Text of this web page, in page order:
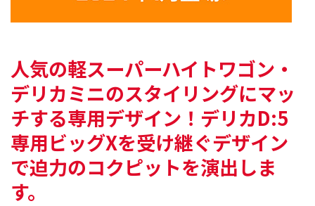
人気の軽スーパーハイトワゴン・
デリカミニのスタイリングにマッ
チする専用デザイン！ デリカD:5
専用ビッグXを受け継ぐデザイン
で迫力のコクピットを演出しま
す。